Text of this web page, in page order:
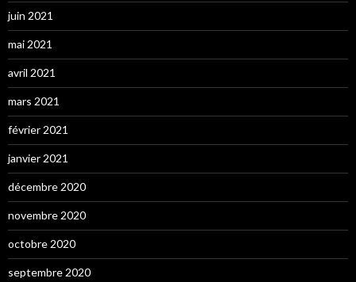
juin 2021
mai 2021
avril 2021
mars 2021
février 2021
janvier 2021
décembre 2020
novembre 2020
octobre 2020
septembre 2020